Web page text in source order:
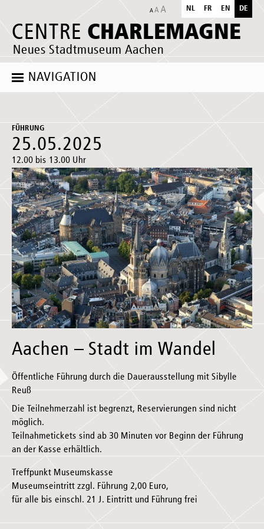
CENTRE CHARLEMAGNE
Neues Stadtmuseum Aachen
NL FR EN DE
NAVIGATION
FÜHRUNG
25.05.2025
12.00 bis 13.00 Uhr
Aachen – Stadt im Wandel
Öffentliche Führung durch die Dauerausstellung mit Sibylle
Reuß
Die Teilnehmerzahl ist begrenzt, Reservierungen sind nicht
möglich.
Teilnahmetickets sind ab 30 Minuten vor Beginn der Führung
an der Kasse erhältlich.
Treffpunkt Museumskasse
Museumseintritt zzgl. Führung 2,00 Euro,
für alle bis einschl. 21 J. Eintritt und Führung frei